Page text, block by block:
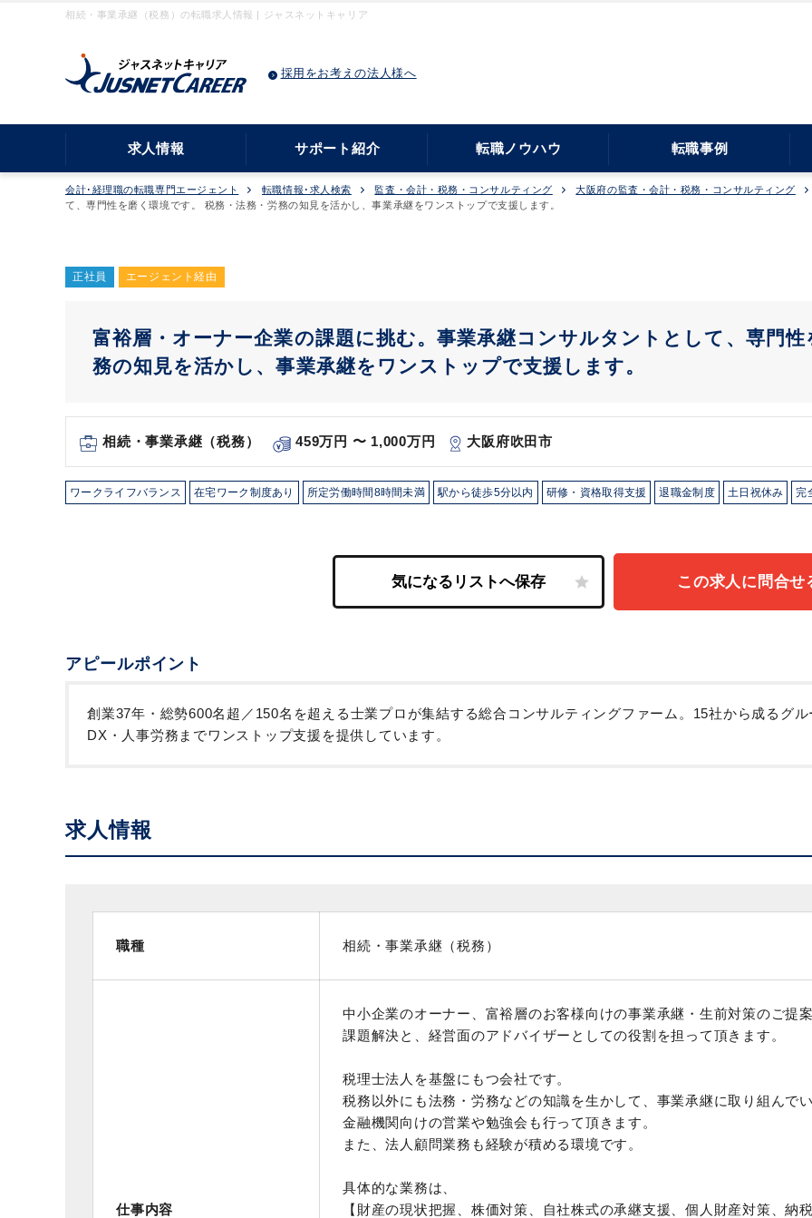
相続・事業承継（税務）の転職求人情報 | ジャスネットキャリア
採用をお考えの法人様へ
求人情報 サポート紹介 転職ノウハウ 転職事例
会計･経理職の転職専門エージェント 転職情報･求人検索 監査・会計・税務・コンサルティング
大阪府の監査・会計・税務・コンサルティング
て、専門性を磨く環境です。 税務・法務・労務の知見を活かし、事業承継をワンストップで支援します。
正社員 エージェント経由
富裕層・オーナー企業の課題に挑む。事業承継コンサルタントとして、専門
務の知見を活かし、事業承継をワンストップで支援します。
相続・事業承継（税務） 459万円 〜 1,000万円 大阪府吹田市
ワークライフバランス 在宅ワーク制度あり 所定労働時間8時間未満 駅から徒歩5分以内 研修・資格取得支援 退職金制度 土日祝休み 完
この求人に問合せ
アピールポイント
創業37年・総勢600名超／150名を超える士業プロが集結する総合コンサルティングファーム。15社から成るグ
DX・人事労務までワンストップ支援を提供しています。
求人情報
職種 相続・事業承継（税務）
仕事内容
中小企業のオーナー、富裕層のお客様向けの事業承継・生前対策のご提
課題解決と、経営面のアドバイザーとしての役割を担って頂きます。
税理士法人を基盤にもつ会社です。
税務以外にも法務・労務などの知識を生かして、事業承継に取り組んで
金融機関向けの営業や勉強会も行って頂きます。
また、法人顧問業務も経験が積める環境です。
具体的な業務は、
【財産の現状把握、株価対策、自社株式の承継支援、個人財産対策、納